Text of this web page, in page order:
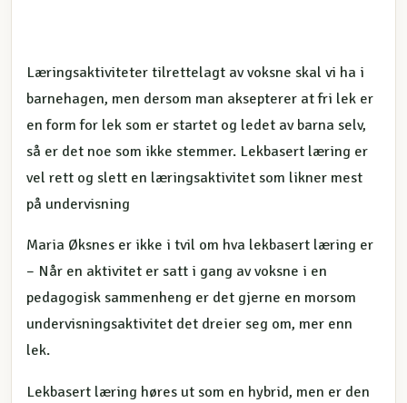
Læringsaktiviteter tilrettelagt av voksne skal vi ha i
barnehagen, men dersom man aksepterer at fri lek er
en form for lek som er startet og ledet av barna selv,
så er det noe som ikke stemmer. Lekbasert læring er
vel rett og slett en læringsaktivitet som likner mest
på undervisning
Maria Øksnes er ikke i tvil om hva lekbasert læring er
– Når en aktivitet er satt i gang av voksne i en
pedagogisk sammenheng er det gjerne en morsom
undervisningsaktivitet det dreier seg om, mer enn
lek.
Lekbasert læring høres ut som en hybrid, men er den